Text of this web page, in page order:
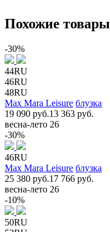
Похожие товары
-30%
44RU
46RU
48RU
Max Mara Leisure блузка
19 090 руб.13 363 руб.
весна-лето 26
-30%
46RU
Max Mara Leisure блузка
25 380 руб.17 766 руб.
весна-лето 26
-10%
50RU